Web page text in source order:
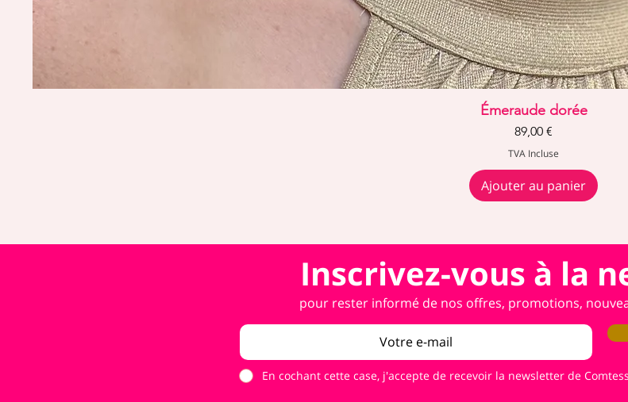
Aperçu rapide
Émeraude dorée
Prix
89,00 €
TVA Incluse
Ajouter au panier
Inscrivez-vous à la
pour rester informé de nos offres, promotions,
En cochant cette case, j'accepte de recevoir la newsletter de